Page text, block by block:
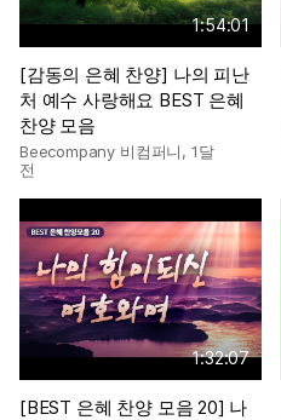
1:54:01
[감동의 은혜 찬양] 나의 피난
처 예수 사랑해요 BEST 은혜
찬양 모음
Beecompany 비컴퍼니, 1달
전
1:32:07
[BEST 은혜 찬양 모음 20] 나